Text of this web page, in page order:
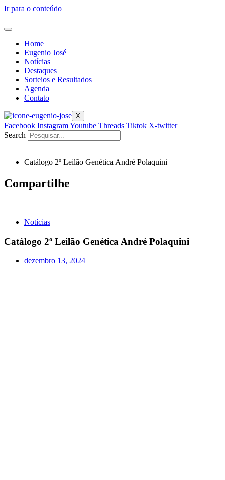
Ir para o conteúdo
Home
Eugenio José
Notícias
Destaques
Sorteios e Resultados
Agenda
Contato
X
Facebook InstagramYoutube Threads Tiktok X-twitter
Search
Catálogo 2º Leilão Genética André Polaquini
Compartilhe
Notícias
Catálogo 2º Leilão Genética André Polaquini
dezembro 13, 2024